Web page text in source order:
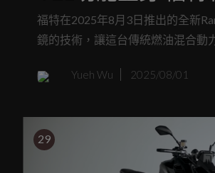
福特在2025年8月3日推出的全新
鏡的技術，讓這台傳統燃油混合動
動中的實用創新。
Yueh Wu 2025/08/01
29